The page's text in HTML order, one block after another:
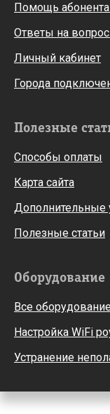
Помощь
Ответы на
Личный кабинет
Города
Полезные
Способы оплаты
Карта сайта
Дополнительные
Полезные статьи
Оборудование
Все оборудование
Настройка WiFi
Устранение